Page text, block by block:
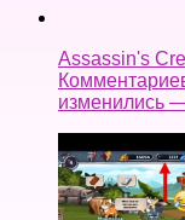
Assassin's
изменились